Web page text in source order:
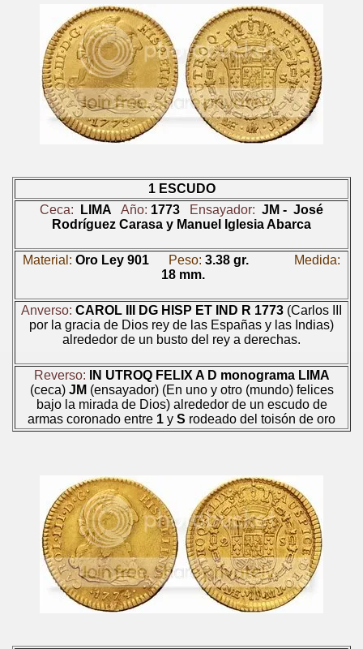
1 ESCUDO
Ceca:
LIMA Año: 1773 Ensayador: JM - José
Rodríguez Carasa y Manuel Iglesia Abarca
Material: Oro Ley 901 Peso: 3.38 gr.
Medida:
18 mm.
Anverso: CAROL III DG HISP ET IND R 1773 (Carlos III
por la gracia de Dios rey de las Españas y las Indias)
alrededor de un busto del rey a derechas.
Reverso: IN UTROQ FELIX A D monograma LIMA
(ceca) JM (ensayador)(En uno y otro (mundo) felices
bajo la mirada de Dios) alrededor de un escudo de
armas coronado entre 1 y S rodeado del toisón de oro